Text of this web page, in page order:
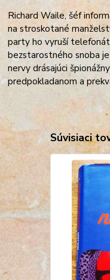
Richard Waile, šéf
na stroskotané
party ho vyruší
bezstarostného snoba
nervy drásajúci
predpokladanom a
Súvisiaci